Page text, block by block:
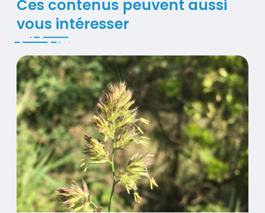
Titre
Ces contenus peuvent aussi
vous intéresser
Contenus
Atmo Normandie lance son indice pollen !
Visuel